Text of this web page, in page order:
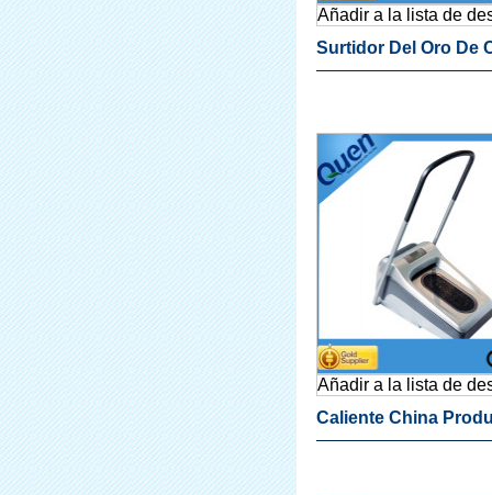
Añadir a la lista de
Surtidor Del Oro De
Cubierta Para
Añadir a la lista de
Caliente China